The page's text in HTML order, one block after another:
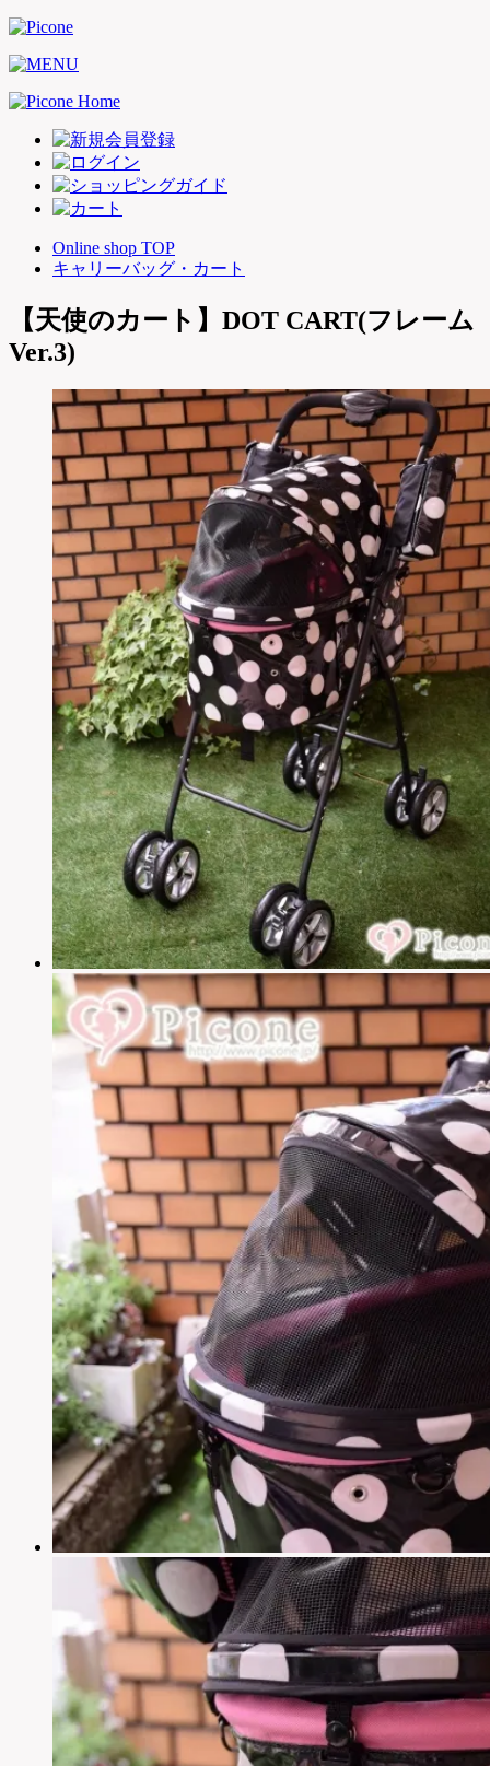
Online shop TOP
キャリーバッグ・カート
【天使のカート】DOT CART(フレーム
Ver.3)